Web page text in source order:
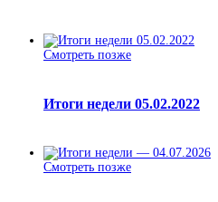
Смотреть позже
Итоги недели 05.02.2022
Смотреть позже